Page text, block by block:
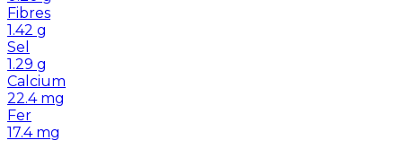
Fibres
1.42 g
Sel
1.29 g
Calcium
22.4 mg
Fer
17.4 mg